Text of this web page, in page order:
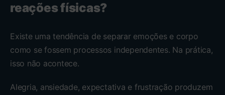
reações físicas?
Existe uma tendência de separar emoções e corpo
como se fossem processos independentes. Na prática,
isso não acontece.
Alegria, ansiedade, expectativa e frustração produzem